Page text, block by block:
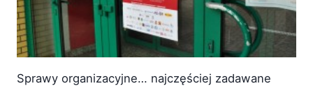
Sprawy organizacyjne… najczęściej zadawane